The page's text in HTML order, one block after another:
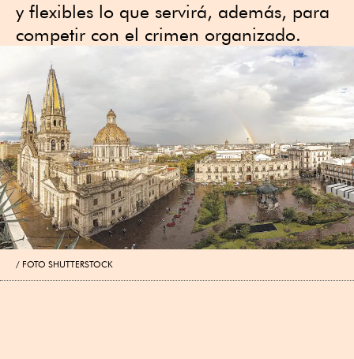
y flexibles lo que servirá, además, para
competir con el crimen organizado.
FOTO SHUTTERSTOCK